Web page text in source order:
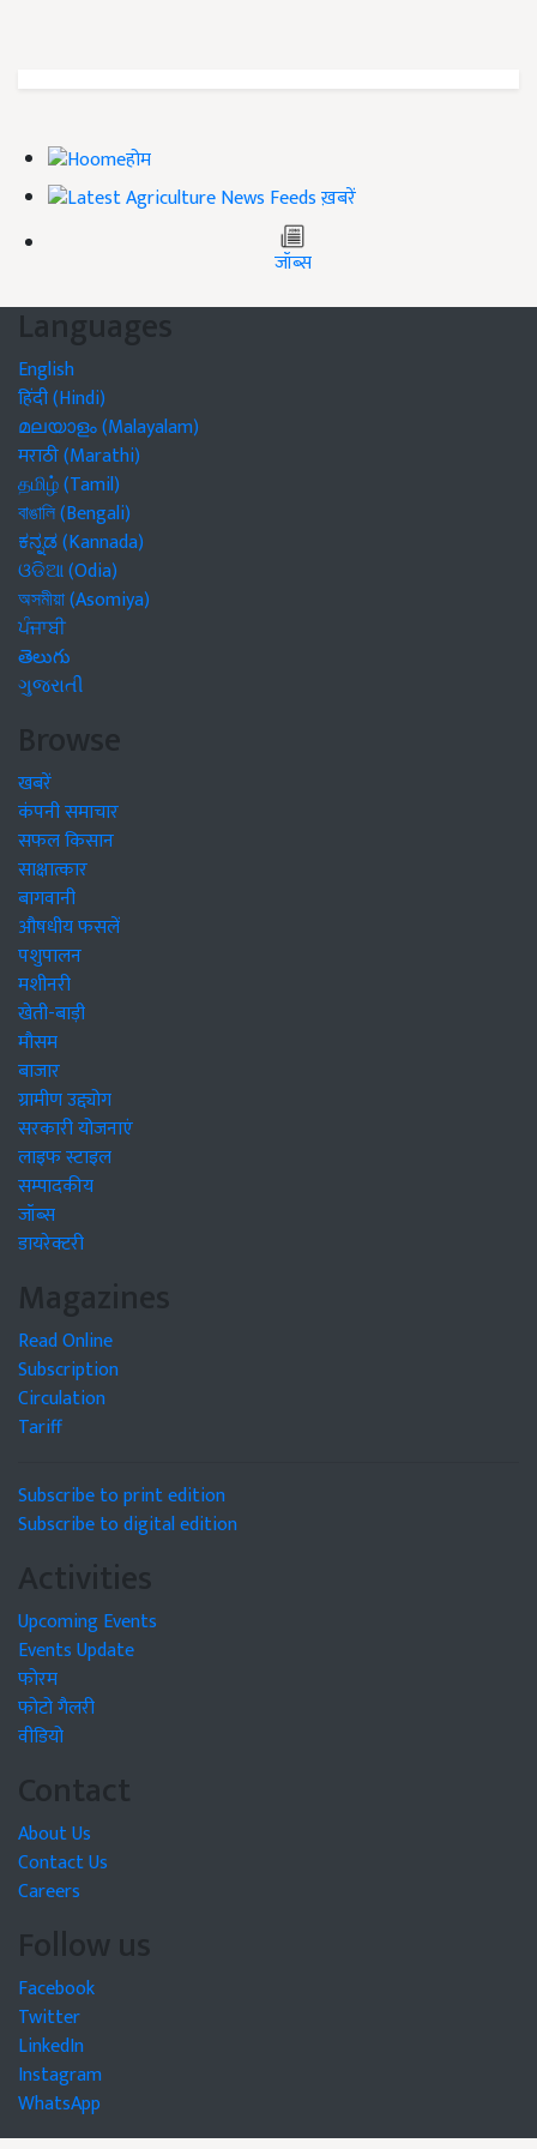
होम
ख़बरें
जॉब्स
Languages
English
हिंदी (Hindi)
മലയാളം (Malayalam)
मराठी (Marathi)
தமிழ் (Tamil)
বাঙালি (Bengali)
ಕನ್ನಡ (Kannada)
ଓଡିଆ (Odia)
অসমীয়া (Asomiya)
ਪੰਜਾਬੀ
తెలుగు
ગુજરાતી
Browse
खबरें
कंपनी समाचार
सफल किसान
साक्षात्कार
बागवानी
औषधीय फसलें
पशुपालन
मशीनरी
खेती-बाड़ी
मौसम
बाजार
ग्रामीण उद्द्योग
सरकारी योजनाएं
लाइफ स्टाइल
सम्पादकीय
जॉब्स
डायरेक्टरी
Magazines
Read Online
Subscription
Circulation
Tariff
Subscribe to print edition
Subscribe to digital edition
Activities
Upcoming Events
Events Update
फोरम
फोटो गैलरी
वीडियो
Contact
About Us
Contact Us
Careers
Follow us
Facebook
Twitter
LinkedIn
Instagram
WhatsApp